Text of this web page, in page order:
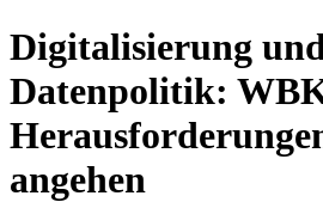
Digitalisierung
Datenpolitik:
angehen